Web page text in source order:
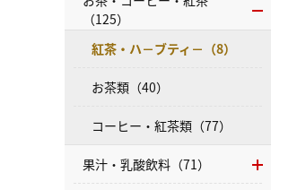
（125）
紅茶・ハ－ブティ－（8）
お茶類（40）
コーヒー・紅茶類（77）
果汁・乳酸飲料（71）